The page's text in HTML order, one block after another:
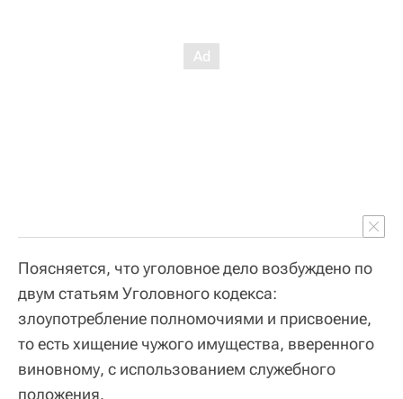
Поясняется, что уголовное дело возбуждено по
двум статьям Уголовного кодекса:
злоупотребление полномочиями и присвоение,
то есть хищение чужого имущества, вверенного
виновному, с использованием служебного
положения.